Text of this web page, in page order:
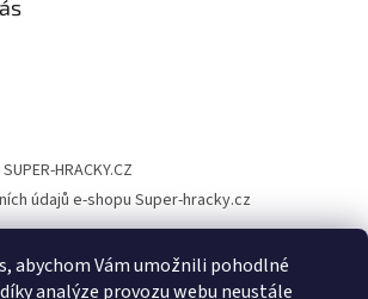
abychom Vám umožnili pohodlné
analýze provozu webu neustále
HRACKY.CZ
údajů e-shopu Super-hracky.cz
Instagram